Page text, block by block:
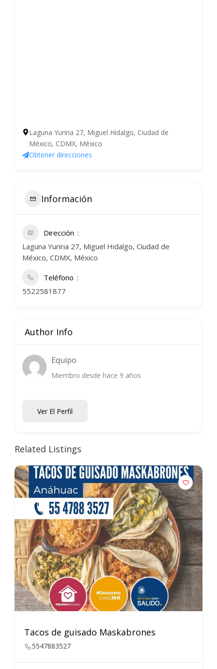
Laguna Yuriria 27, Miguel Hidalgo, Ciudad de
México, CDMX, México
Obtener direcciones
Información
Dirección
Laguna Yuriria 27, Miguel Hidalgo, Ciudad de
México, CDMX, México
Teléfono
5522581877
Author Info
Equipo
Miembro desde hace 9 años
Ver El Perfil
Related Listings
Tacos de guisado Maskabrones
5547883527